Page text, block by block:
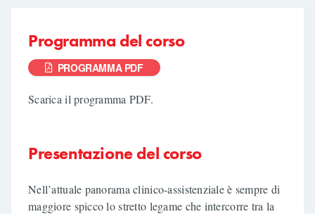
Programma del corso
PROGRAMMA PDF
Scarica il programma PDF.
Presentazione del corso
Nell’attuale panorama clinico-assistenziale è sempre di
maggiore spicco lo stretto legame che intercorre tra la